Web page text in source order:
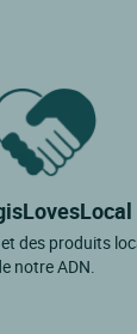
des produits
notre ADN.